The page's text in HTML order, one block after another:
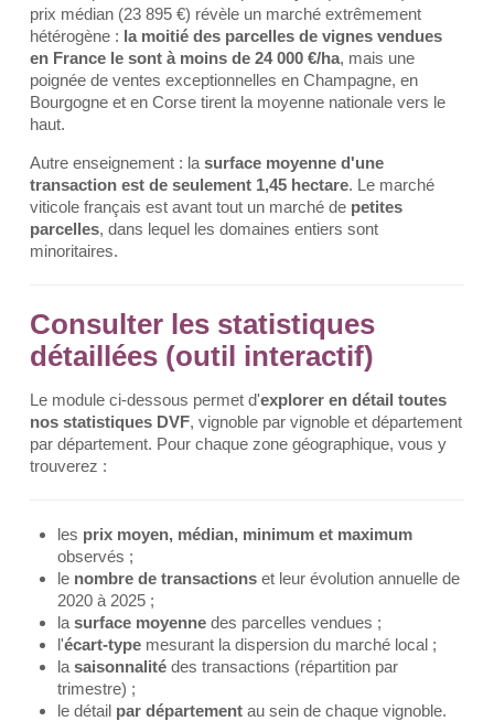
prix médian (23 895 €) révèle un marché extrêmement
hétérogène : la moitié des parcelles de vignes vendues
en France le sont à moins de 24 000 €/ha, mais une
poignée de ventes exceptionnelles en Champagne, en
Bourgogne et en Corse tirent la moyenne nationale vers le
haut.
Autre enseignement : la surface moyenne d'une
transaction est de seulement 1,45 hectare. Le marché
viticole français est avant tout un marché de petites
parcelles, dans lequel les domaines entiers sont
minoritaires.
Consulter les statistiques
détaillées (outil interactif)
Le module ci-dessous permet d'explorer en détail toutes
nos statistiques DVF, vignoble par vignoble et département
par département. Pour chaque zone géographique, vous y
trouverez :
les prix moyen, médian, minimum et maximum
observés ;
le nombre de transactions et leur évolution annuelle de
2020 à 2025 ;
la surface moyenne des parcelles vendues ;
l'écart-type mesurant la dispersion du marché local ;
la saisonnalité des transactions (répartition par
trimestre) ;
le détail par département au sein de chaque vignoble.